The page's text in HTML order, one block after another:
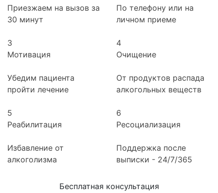
Приезжаем на вызов за
30 минут
По телефону или на
личном приеме
3
Мотивация
Убедим пациента
пройти лечение
4
Очищение
От продуктов распада
алкогольных веществ
5
Реабилитация
Избавление от
алкоголизма
6
Ресоциализация
Поддержка после
выписки - 24/7/365
Бесплатная консультация